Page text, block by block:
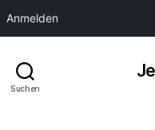
Anmelden
Suchen